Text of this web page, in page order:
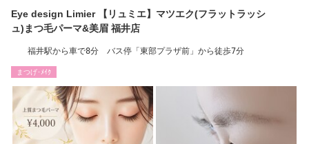
Eye design Limier 【リュミエ】マツエク(フラットラッシ
ュ)まつ毛パーマ&美眉 福井店
福井駅から車で8分 バス停「東部プラザ前」から徒歩7分
まつげ･ﾒｲｸ